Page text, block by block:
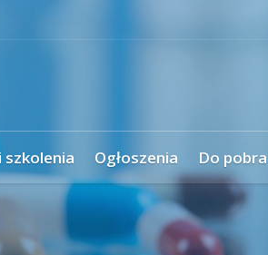
szkolenia Ogłoszenia Do